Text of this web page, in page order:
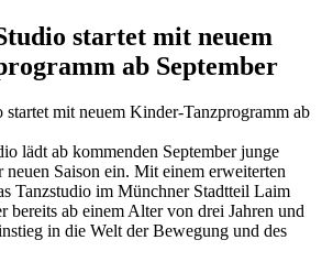
startet mit neuem
ab September
lädt ab kommenden September junge
neuen Saison ein. Mit einem erweiterten
Tanzstudio im Münchner Stadtteil Laim
bereits ab einem Alter von drei Jahren und
in die Welt der Bewegung und des